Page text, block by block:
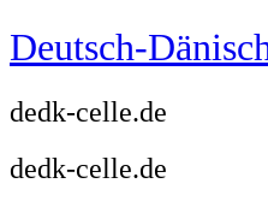
Zum
Inhalt
Deutsch-
dedk-celle.de
dedk-celle.de